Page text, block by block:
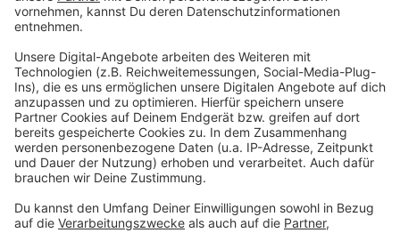
"Directors-Cut" - die Original-Telefonate in längerer
Version. Elvis wird sich mit Kollegen und ehemaligen
"Opfern" über die Telefonate aus den letzten zwei
Jahrzehnten unterhalten. Wir erfahren auch, wie es ihm
dabei ergangen ist und wobei er selbst mal ins
Schleudern gekommen ist. Viel Spaß beim Zuhören und
bitte nicht erschrecken, wenn dabei das Telefon
klingelt. Es muss ja nicht unbedingt Elvis Eifel dran
sein.
Anzeige